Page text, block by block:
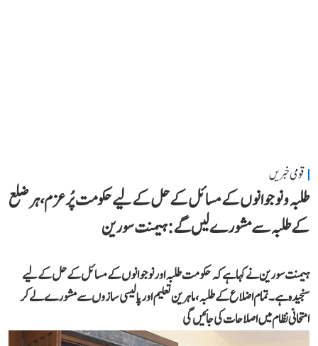
قومی خبریں
طلبہ و نوجوانوں کے مسائل کے حل کے لیے حکومت پُرعزم، ہر ضلع
کے طلبہ سے مشورے لیں گے: ہیمنت سورین
ہیمنت سورین نے کہا ہے کہ حکومت طلبہ اور نوجوانوں کے مسائل کے حل کے لیے
سنجیدہ ہے۔ تمام اضلاع کے طلبہ، ماہرین تعلیم اور پالیسی سازوں سے مشورے لے کر
امتحانی نظام میں اصلاحات کی جائیں گی